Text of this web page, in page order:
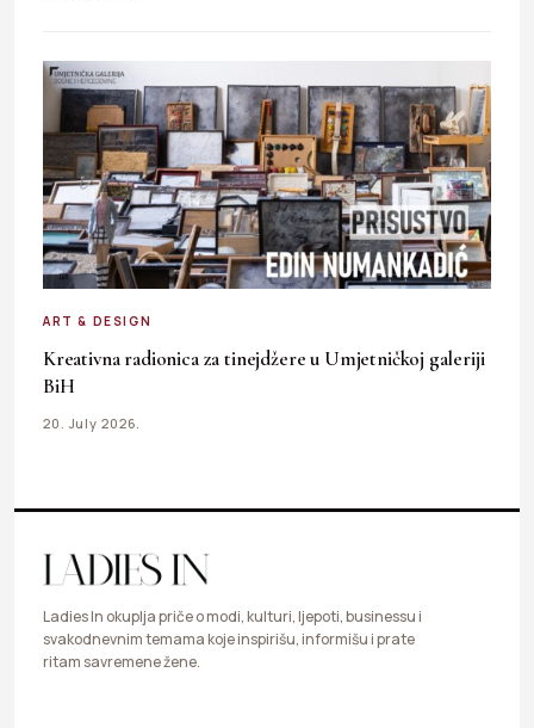
ART & DESIGN
Kreativna radionica za tinejdžere u Umjetničkoj galeriji
BiH
20. July 2026.
Ladies In okuplja priče o modi, kulturi, ljepoti, businessu i
svakodnevnim temama koje inspirišu, informišu i prate
ritam savremene žene.